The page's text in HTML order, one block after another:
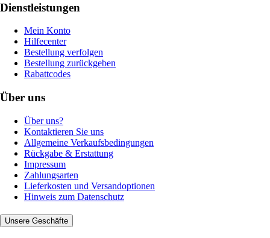
Dienstleistungen
Mein Konto
Hilfecenter
Bestellung verfolgen
Bestellung zurückgeben
Rabattcodes
Über uns
Über uns?
Kontaktieren Sie uns
Allgemeine Verkaufsbedingungen
Rückgabe & Erstattung
Impressum
Zahlungsarten
Lieferkosten und Versandoptionen
Hinweis zum Datenschutz
Unsere Geschäfte